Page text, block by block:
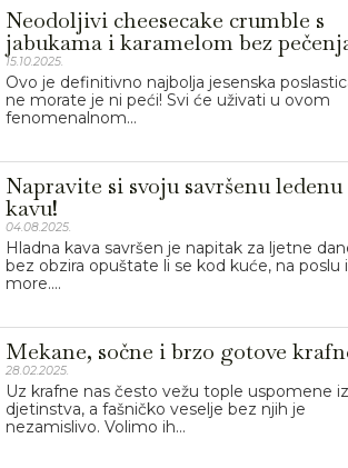
Neodoljivi cheesecake crumble s
jabukama i karamelom bez
15.10.2025.
Ovo je definitivno najbolja jesenska
ne morate je ni peći! Svi će uživati u ovom
fenomenalnom...
Napravite si svoju savršenu ledenu
kavu!
04.08.2025.
Hladna kava savršen je napitak za ljetne
bez obzira opuštate li se kod kuće, na poslu
more....
Mekane, sočne i brzo gotove
28.02.2025.
Uz krafne nas često vežu tople uspomene iz
djetinstva, a fašničko veselje bez njih je
nezamislivo. Volimo ih...